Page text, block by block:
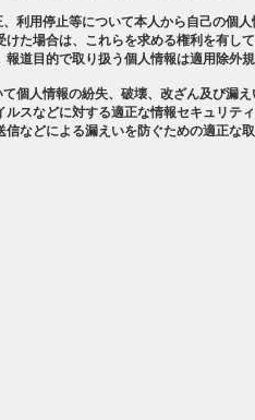
利用停止等について本人から自己の個
けた場合は、これらを求める権利を有し
報道目的で取り扱う個人情報は適用除外
個人情報の紛失、破壊、改ざん及び漏
ルスなどに対する適正な情報セキュリテ
信などによる漏えいを防ぐための適正な